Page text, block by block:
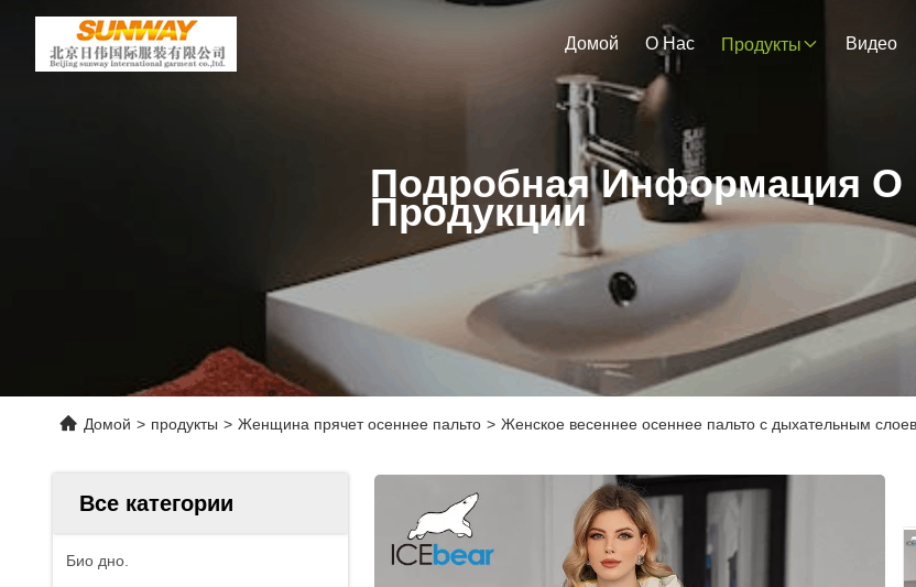
Домой О Нас Продукты Видео
Подробная Информация О
Продукции
Домой > продукты > Женщина прячет осеннее пальто > Женское весеннее осеннее пальто с дыхательным
Все категории
Био дно.